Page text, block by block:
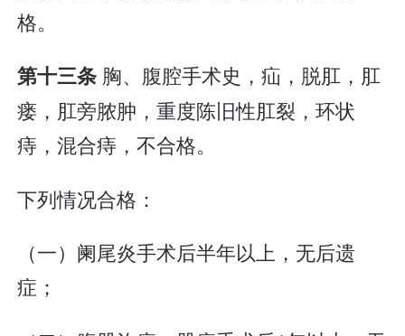
格。
第十三条 胸、腹腔手术史，疝，脱肛，肛
瘘，肛旁脓肿，重度陈旧性肛裂，环状
痔，混合痔，不合格。
下列情况合格：
（一）阑尾炎手术后半年以上，无后遗
症；